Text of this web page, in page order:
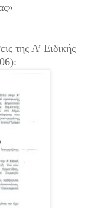
της Α’ Ειδικής